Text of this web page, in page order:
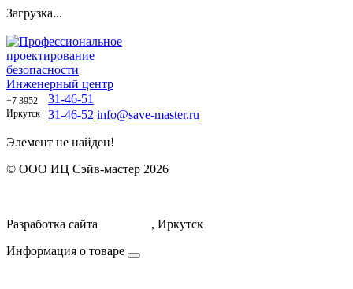
Загрузка...
Профессиональное
проектирование
безопасности
Инженерный центр
+7 3952
Иркутск
31-46-51
31-46-52 info@save-master.ru
Элемент не найден!
© ООО ИЦ Сэйв-мастер 2026
Разработка сайта
, Иркутск
Информация о товаре